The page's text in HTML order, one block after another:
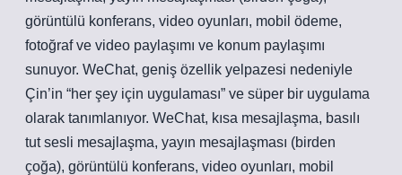
görüntülü konferans, video oyunları, mobil ödeme,
fotoğraf ve video paylaşımı ve konum paylaşımı
sunuyor. WeChat, geniş özellik yelpazesi nedeniyle
Çin’in “her şey için uygulaması” ve süper bir uygulama
olarak tanımlanıyor. WeChat, kısa mesajlaşma, basılı
tut sesli mesajlaşma, yayın mesajlaşması (birden
çoğa), görüntülü konferans, video oyunları, mobil